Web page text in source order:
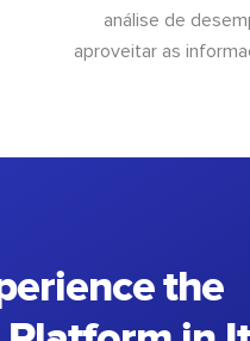
análise de
aproveitar as
the